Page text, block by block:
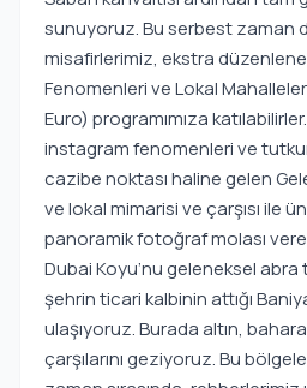
sunuyoruz. Bu serbest zaman
misafirlerimiz, ekstra
Fenomenleri ve Lokal
Euro) programımıza
instagram fenomenleri ve
cazibe noktası haline gelen
ve lokal mimarisi ve çarşısı ile
panoramik fotoğraf molası
Dubai Koyu’nu geleneksel
şehrin ticari kalbinin attığı
ulaşıyoruz. Burada altın,
çarşılarını geziyoruz. Bu